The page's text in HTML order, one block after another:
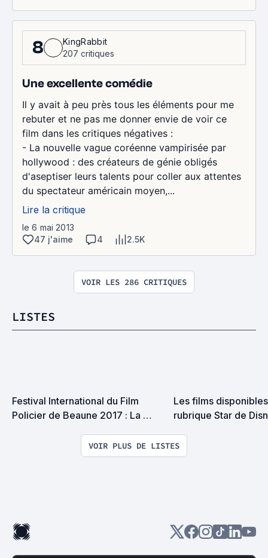
8
KingRabbit
207 critiques
Une excellente comédie
Il y avait à peu près tous les éléments pour me
rebuter et ne pas me donner envie de voir ce
film dans les critiques négatives :
- La nouvelle vague coréenne vampirisée par
hollywood : des créateurs de génie obligés
d'aseptiser leurs talents pour coller aux attentes
du spectateur américain moyen,...
Lire la critique
le 6 mai 2013
47 j'aime
4 2.5K
VOIR LES 286 CRITIQUES
LISTES
Festival International du Film
Policier de Beaune 2017 : La
Les films
rubrique Star de
VOIR PLUS DE LISTES